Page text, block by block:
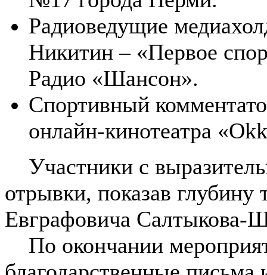
Радиоведущие
Никитин – «Первое
Радио «Шансон».
Спортивный
онлайн-кинотеатра
Участники с
отрывки, показав глубину
Евграфовича Салтыкова-
По окончании